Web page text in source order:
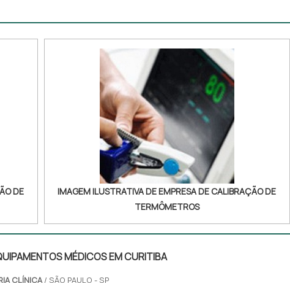
DE
IMAGEM ILUSTRATIVA DE EMPRESA DE CALIBRAÇÃO DE
TERMÔMETROS
MÉDICOS EM CURITIBA
CLÍNICA/ SÃO PAULO - SP